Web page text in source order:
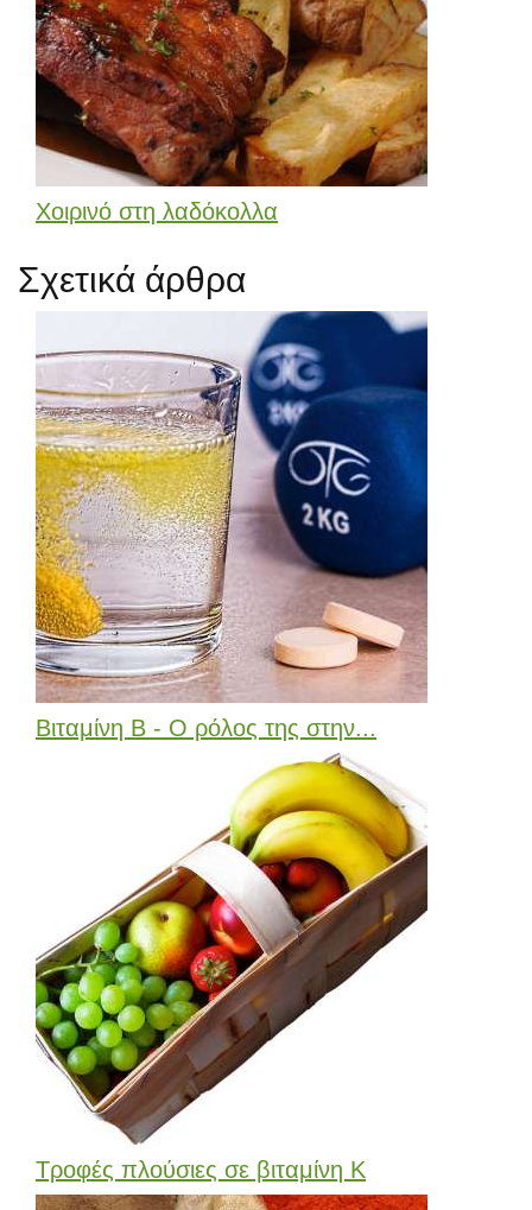
Χοιρινό στη λαδόκολλα
Σχετικά άρθρα
Βιταμίνη Β - Ο ρόλος της στην...
Τροφές πλούσιες σε βιταμίνη Κ